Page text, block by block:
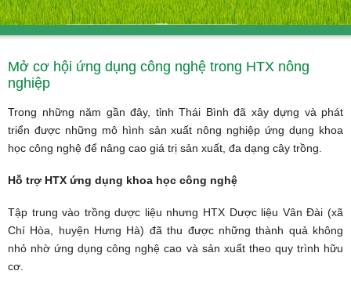
Mở cơ hội ứng dụng công nghệ trong HTX nông
nghiệp
Trong những năm gần đây, tỉnh Thái Bình đã xây dựng và phát
triển được những mô hình sản xuất nông nghiệp ứng dụng khoa
học công nghệ để nâng cao giá trị sản xuất, đa dạng cây trồng.
Hỗ trợ HTX ứng dụng khoa học công nghệ
Tập trung vào trồng dược liệu nhưng HTX Dược liệu Vân Đài (xã
Chí Hòa, huyện Hưng Hà) đã thu được những thành quả không
nhỏ nhờ ứng dụng công nghệ cao và sản xuất theo quy trình hữu
cơ.